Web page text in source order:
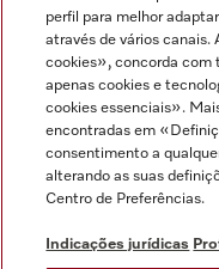
Indicações jurídicas
Condições gerais
Proteção de dados
Condições de utilização
Canal de Ética
Formulário de livre
perfil para melhor
através de vários
cookies», concorda com
apenas cookies e
cookies essenciais».
encontradas em
consentimento a
alterando as suas
Centro de Preferências.
Indicações jurídicas